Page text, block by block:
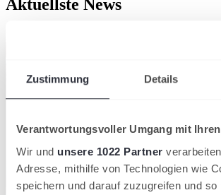
Zustimmung Details
Verantwortungsvoller Umgang mit
Wir und unsere 1022 Partner
Adresse, mithilfe von Technologien wie
speichern und darauf zuzugreifen und
Aktuellste News